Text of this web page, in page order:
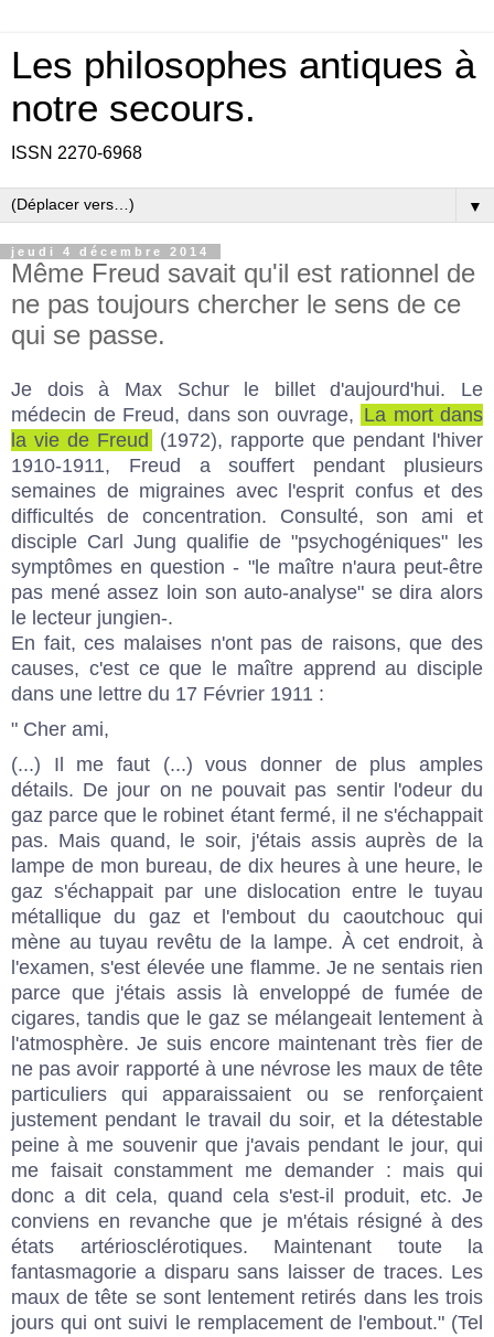
Les philosophes antiques à
notre secours.
ISSN 2270-6968
▼
jeudi 4 décembre 2014
Même Freud savait qu'il est rationnel de
ne pas toujours chercher le sens de ce
qui se passe.
Je dois à Max Schur le billet d'aujourd'hui. Le
médecin de Freud, dans son ouvrage, La mort dans
la vie de Freud (1972), rapporte que pendant l'hiver
1910-1911, Freud a souffert pendant plusieurs
semaines de migraines avec l'esprit confus et des
difficultés de concentration. Consulté, son ami et
disciple Carl Jung qualifie de "psychogéniques" les
symptômes en question - "le maître n'aura peut-être
pas mené assez loin son auto-analyse" se dira alors
le lecteur jungien-.
En fait, ces malaises n'ont pas de raisons, que des
causes, c'est ce que le maître apprend au disciple
dans une lettre du 17 Février 1911 :
" Cher ami,
(...) Il me faut (...) vous donner de plus amples
détails. De jour on ne pouvait pas sentir l'odeur du
gaz parce que le robinet étant fermé, il ne s'échappait
pas. Mais quand, le soir, j'étais assis auprès de la
lampe de mon bureau, de dix heures à une heure, le
gaz s'échappait par une dislocation entre le tuyau
métallique du gaz et l'embout du caoutchouc qui
mène au tuyau revêtu de la lampe. À cet endroit, à
l'examen, s'est élevée une flamme. Je ne sentais rien
parce que j'étais assis là enveloppé de fumée de
cigares, tandis que le gaz se mélangeait lentement à
l'atmosphère. Je suis encore maintenant très fier de
ne pas avoir rapporté à une névrose les maux de tête
particuliers qui apparaissaient ou se renforçaient
justement pendant le travail du soir, et la détestable
peine à me souvenir que j'avais pendant le jour, qui
me faisait constamment me demander : mais qui
donc a dit cela, quand cela s'est-il produit, etc. Je
conviens en revanche que je m'étais résigné à des
états artériosclérotiques. Maintenant toute la
fantasmagorie a disparu sans laisser de traces. Les
maux de tête se sont lentement retirés dans les trois
jours qui ont suivi le remplacement de l'embout." (Tel